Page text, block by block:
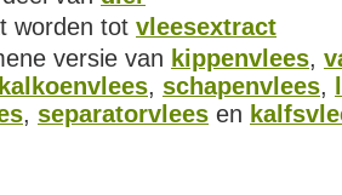
worden tot vleesextract
versie van kippenvlees,
kalkoenvlees, schapenvlees,
, separatorvlees en